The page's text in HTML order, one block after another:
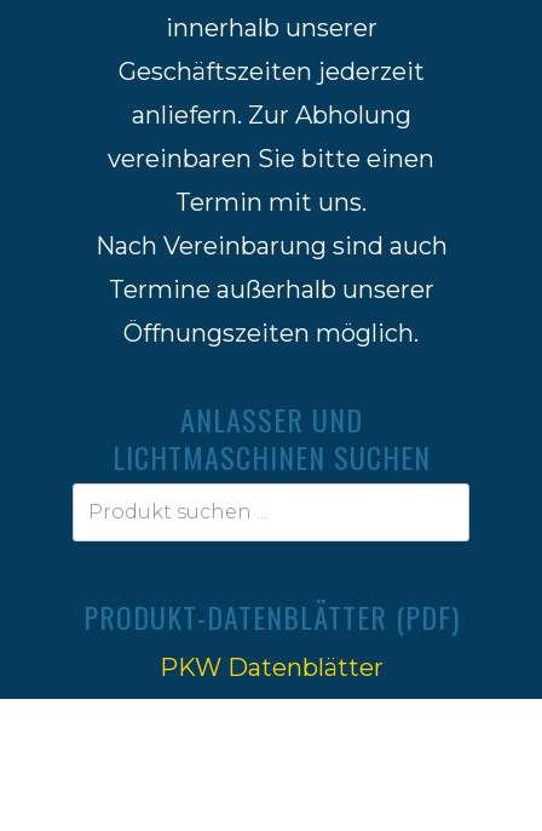
innerhalb unserer
Geschäftszeiten jederzeit
anliefern. Zur Abholung
vereinbaren Sie bitte einen
Termin mit uns.
Nach Vereinbarung sind auch
Termine außerhalb unserer
Öffnungszeiten möglich.
ANLASSER UND
LICHTMASCHINEN SUCHEN
PRODUKT-DATENBLÄTTER (PDF)
PKW Datenblätter